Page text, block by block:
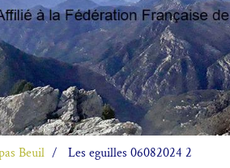
Beuil Les eguilles 06082024 2